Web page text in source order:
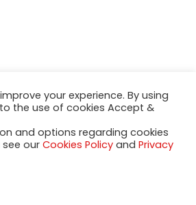
your experience. By using
the use of cookies Accept &
and options regarding cookies
our Cookies Policy and Privacy